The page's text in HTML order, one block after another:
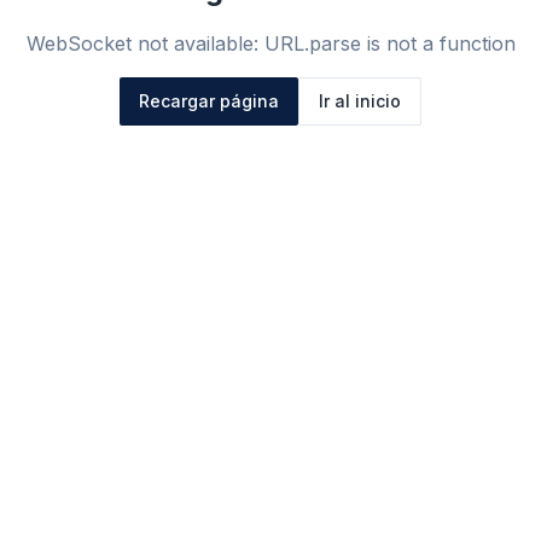
WebSocket not available: URL.parse is not a function
Recargar página Ir al inicio